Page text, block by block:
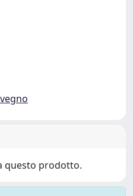
questo prodotto.